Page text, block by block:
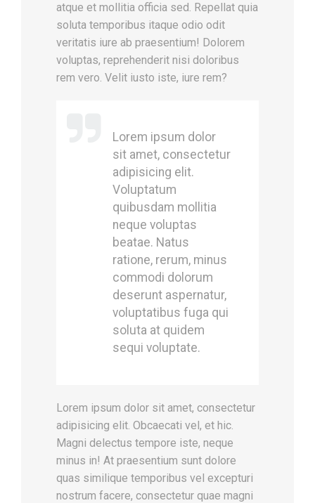
atque et mollitia officia sed. Repellat quia
soluta temporibus itaque odio odit
veritatis iure ab praesentium! Dolorem
voluptas, reprehenderit nisi doloribus
rem vero. Velit iusto iste, iure rem?
Lorem ipsum dolor
sit amet, consectetur
adipisicing elit.
Voluptatum
quibusdam mollitia
neque voluptas
beatae. Natus
ratione, rerum, minus
commodi dolorum
deserunt aspernatur,
voluptatibus fuga qui
soluta at quidem
sequi voluptate.
Lorem ipsum dolor sit amet, consectetur
adipisicing elit. Obcaecati vel, et hic.
Magni delectus tempore iste, neque
minus in! At praesentium sunt dolore
quas similique temporibus vel excepturi
nostrum facere, consectetur quae magni